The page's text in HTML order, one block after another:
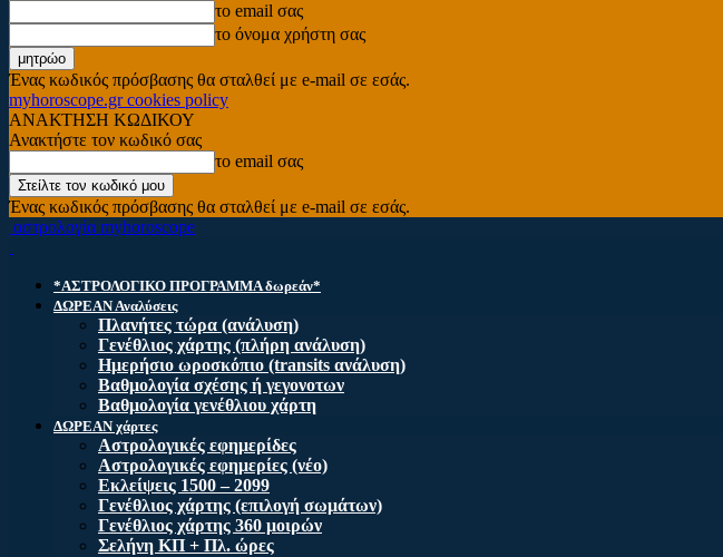
το email σας
το όνομα χρήστη σας
Ένας κωδικός πρόσβασης θα σταλθεί με e-mail σε εσάς.
myhoroscope.gr cookies policy
ΑΝΑΚΤΗΣΗ ΚΩΔΙΚΟΥ
Ανακτήστε τον κωδικό σας
το email σας
Ένας κωδικός πρόσβασης θα σταλθεί με e-mail σε εσάς.
αστρολογία myhoroscope
*ΑΣΤΡΟΛΟΓΙΚΟ ΠΡΟΓΡΑΜΜΑ δωρεάν*
ΔΩΡΕΑΝ Αναλύσεις
Πλανήτες τώρα (ανάλυση)
Γενέθλιος χάρτης (πλήρη ανάλυση)
Ημερήσιο ωροσκόπιο (transits ανάλυση)
Βαθμολογία σχέσης ή γεγονοτων
Βαθμολογία γενέθλιου χάρτη
ΔΩΡΕΑΝ χάρτες
Αστρολογικές εφημερίδες
Αστρολογικές εφημερίες (νέο)
Εκλείψεις 1500 – 2099
Γενέθλιος χάρτης (επιλογή σωμάτων)
Γενέθλιος χάρτης 360 μοιρών
Σελήνη ΚΠ + Πλ. ώρες